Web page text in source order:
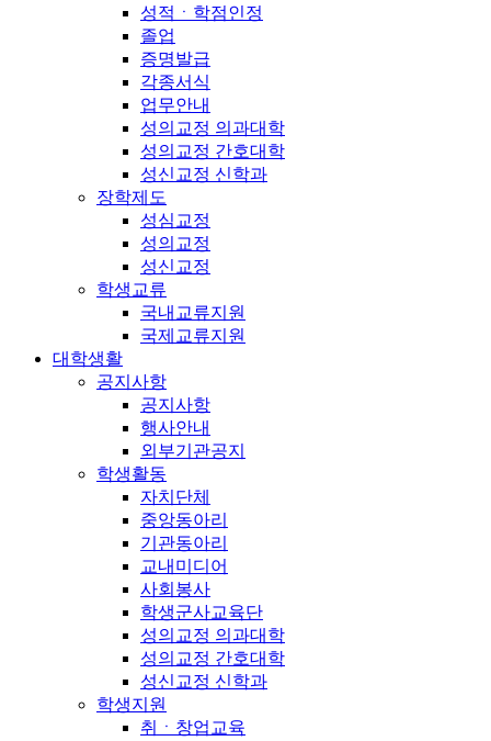
성적ㆍ학점인정
졸업
증명발급
각종서식
업무안내
성의교정 의과대학
성의교정 간호대학
성신교정 신학과
장학제도
성심교정
성의교정
성신교정
학생교류
국내교류지원
국제교류지원
대학생활
공지사항
공지사항
행사안내
외부기관공지
학생활동
자치단체
중앙동아리
기관동아리
교내미디어
사회봉사
학생군사교육단
성의교정 의과대학
성의교정 간호대학
성신교정 신학과
학생지원
취ㆍ창업교육